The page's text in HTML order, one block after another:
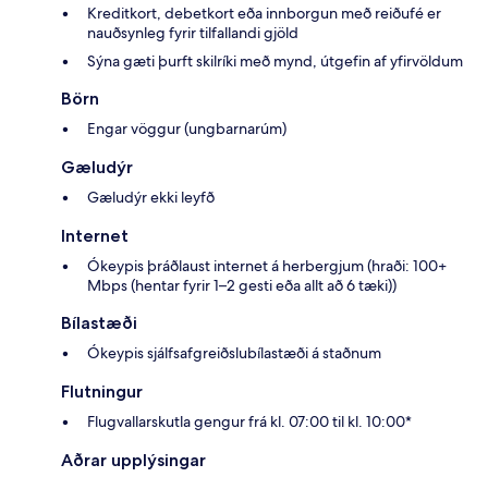
Kreditkort, debetkort eða innborgun með reiðufé er
nauðsynleg fyrir tilfallandi gjöld
Sýna gæti þurft skilríki með mynd, útgefin af yfirvöldum
Börn
Engar vöggur (ungbarnarúm)
Gæludýr
Gæludýr ekki leyfð
Internet
Ókeypis þráðlaust internet á herbergjum (hraði: 100+
Mbps (hentar fyrir 1–2 gesti eða allt að 6 tæki))
Bílastæði
Ókeypis sjálfsafgreiðslubílastæði á staðnum
Flutningur
Flugvallarskutla gengur frá kl. 07:00 til kl. 10:00*
Aðrar upplýsingar